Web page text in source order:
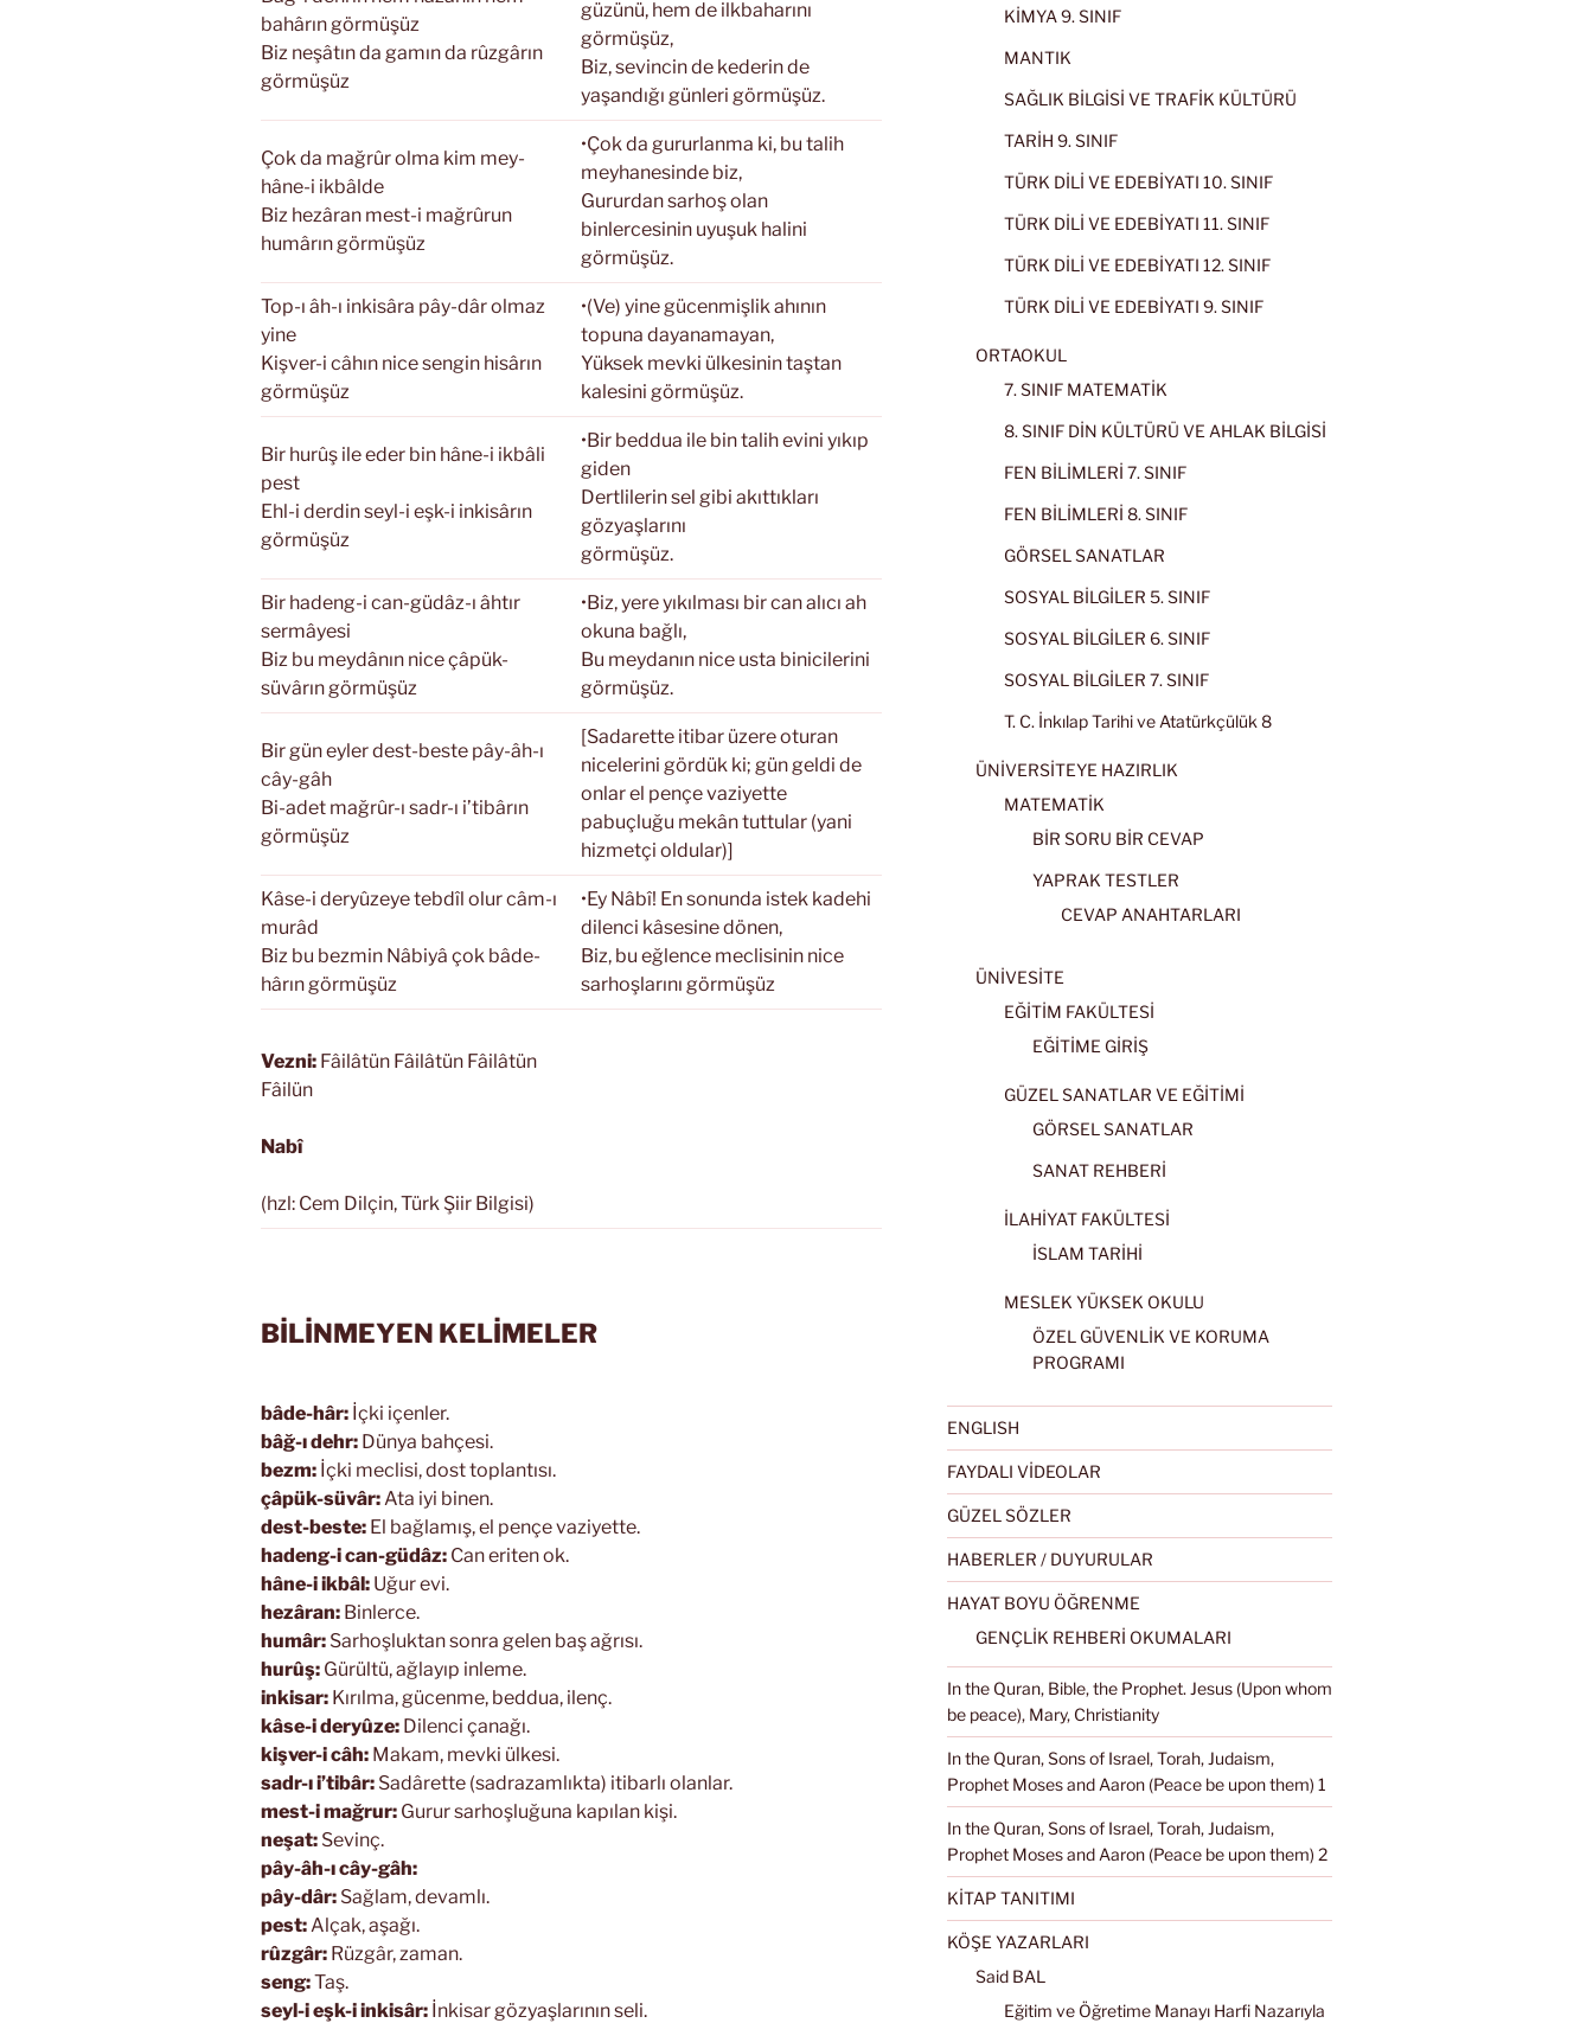
bahârın görmüşüz
Biz neşâtın da gamın da rûzgârın
görmüşüz
güzünü, hem de ilkbaharını
görmüşüz,
Biz, sevincin de kederin de
yaşandığı günleri görmüşüz.
Çok da mağrûr olma kim mey-
hâne-i ikbâlde
Biz hezâran mest-i mağrûrun
humârın görmüşüz
•Çok da gururlanma ki, bu talih
meyhanesinde biz,
Gururdan sarhoş olan
binlercesinin uyuşuk halini
görmüşüz.
Top-ı âh-ı inkisâra pây-dâr olmaz
yine
Kişver-i câhın nice sengin hisârın
görmüşüz
•(Ve) yine gücenmişlik ahının
topuna dayanamayan,
Yüksek mevki ülkesinin taştan
kalesini görmüşüz.
Bir hurûş ile eder bin hâne-i ikbâli
pest
Ehl-i derdin seyl-i eşk-i inkisârın
görmüşüz
•Bir beddua ile bin talih evini yıkıp
giden
Dertlilerin sel gibi akıttıkları
gözyaşlarını
görmüşüz.
Bir hadeng-i can-güdâz-ı âhtır
sermâyesi
Biz bu meydânın nice çâpük-
süvârın görmüşüz
•Biz, yere yıkılması bir can alıcı ah
okuna bağlı,
Bu meydanın nice usta binicilerini
görmüşüz.
Bir gün eyler dest-beste pây-âh-ı
cây-gâh
Bi-adet mağrûr-ı sadr-ı i’tibârın
görmüşüz
[Sadarette itibar üzere oturan
nicelerini gördük ki; gün geldi de
onlar el pençe vaziyette
pabuçluğu mekân tuttular (yani
hizmetçi oldular)]
Kâse-i deryûzeye tebdîl olur câm-ı
murâd
Biz bu bezmin Nâbiyâ çok bâde-
hârın görmüşüz
•Ey Nâbî! En sonunda istek kadehi
dilenci kâsesine dönen,
Biz, bu eğlence meclisinin nice
sarhoşlarını görmüşüz
Vezni: Fâilâtün Fâilâtün Fâilâtün
Fâilün
Nabî
(hzl: Cem Dilçin, Türk Şiir Bilgisi)
BİLİNMEYEN KELİMELER
bâde-hâr: İçki içenler.
bâğ-ı dehr: Dünya bahçesi.
bezm: İçki meclisi, dost toplantısı.
çâpük-süvâr:Ata iyi binen.
dest-beste: El bağlamış, el pençe vaziyette.
hadeng-i can-güdâz: Can eriten ok.
hâne-i ikbâl: Uğur evi.
hezâran: Binlerce.
humâr: Sarhoşluktan sonra gelen baş ağrısı.
hurûş: Gürültü, ağlayıp inleme.
inkisar: Kırılma, gücenme, beddua, ilenç.
kâse-i deryûze: Dilenci çanağı.
kişver-i câh: Makam, mevki ülkesi.
sadr-ı i’tibâr: Sadârette (sadrazamlıkta) itibarlı olanlar.
mest-i mağrur: Gurur sarhoşluğuna kapılan kişi.
neşat: Sevinç.
pây-âh-ı cây-gâh:
pây-dâr: Sağlam, devamlı.
pest:Alçak, aşağı.
rûzgâr: Rüzgâr, zaman.
seng:Taş.
seyl-i eşk-i inkisâr: İnkisar gözyaşlarının seli.
KİMYA 9. SINIF
MANTIK
SAĞLIK BİLGİSİ VE TRAFİK KÜLTÜRÜ
TARİH 9. SINIF
TÜRK DİLİ VE EDEBİYATI 10. SINIF
TÜRK DİLİ VE EDEBİYATI 11. SINIF
TÜRK DİLİ VE EDEBİYATI 12. SINIF
TÜRK DİLİ VE EDEBİYATI 9. SINIF
ORTAOKUL
7. SINIF MATEMATİK
8. SINIF DİN KÜLTÜRÜ VE AHLAK BİLGİSİ
FEN BİLİMLERİ 7. SINIF
FEN BİLİMLERİ 8. SINIF
GÖRSEL SANATLAR
SOSYAL BİLGİLER 5. SINIF
SOSYAL BİLGİLER 6. SINIF
SOSYAL BİLGİLER 7. SINIF
T. C. İnkılap Tarihi ve Atatürkçülük 8
ÜNİVERSİTEYE HAZIRLIK
MATEMATİK
BİR SORU BİR CEVAP
YAPRAK TESTLER
CEVAP ANAHTARLARI
ÜNİVESİTE
EĞİTİM FAKÜLTESİ
EĞİTİME GİRİŞ
GÜZEL SANATLAR VE EĞİTİMİ
GÖRSEL SANATLAR
SANAT REHBERİ
İLAHİYAT FAKÜLTESİ
İSLAM TARİHİ
MESLEK YÜKSEK OKULU
ÖZEL GÜVENLİK VE KORUMA
PROGRAMI
ENGLISH
FAYDALI VİDEOLAR
GÜZEL SÖZLER
HABERLER / DUYURULAR
HAYAT BOYU ÖĞRENME
GENÇLİK REHBERİ OKUMALARI
In the Quran, Bible, the Prophet. Jesus (Upon whom
be peace), Mary, Christianity
In the Quran, Sons of Israel, Torah, Judaism,
Prophet Moses and Aaron (Peace be upon them) 1
In the Quran, Sons of Israel, Torah, Judaism,
Prophet Moses and Aaron (Peace be upon them) 2
KİTAP TANITIMI
KÖŞE YAZARLARI
Said BAL
Eğitim ve Öğretime Manayı Harfi Nazarıyla